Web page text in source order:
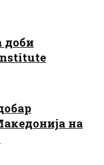
доби
на